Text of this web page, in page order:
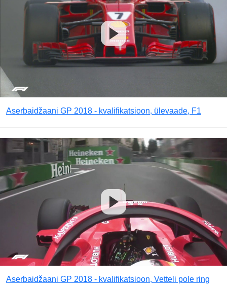
Aserbaidžaani GP 2018 - kvalifikatsioon, ülevaade, F1
Aserbaidžaani GP 2018 - kvalifikatsioon, Vetteli pole ring